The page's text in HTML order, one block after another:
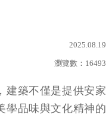
2025.08.19
瀏覽數： 16493
建築不僅是提供安家
學品味與文化精神的